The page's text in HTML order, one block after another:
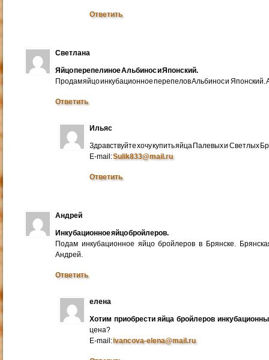
Ответить
Светлана
Яйцо перепелиное Альбинос и Японский.
Продам яйцо инкубационное перепелов Альбинос и
Ответить
Ильяс
Здравствуйте хочу купить яйца Палевых и Светлых
E-mail:Sulik833@mail.ru
Ответить
Андрей
Инкубационное яйцо бройлеров.
Подам инкубационное яйцо бройлеров в Брянске.
Андрей.
Ответить
елена
Хотим приобрести яйца бройлеров
цена?
E-mail:ivancova-elena@mail.ru